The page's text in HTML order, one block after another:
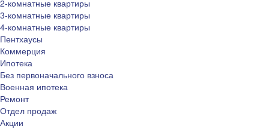
2-комнатные квартиры
3-комнатные квартиры
4-комнатные квартиры
Пентхаусы
Коммерция
Ипотека
Без первоначального взноса
Военная ипотека
Ремонт
Отдел продаж
Акции